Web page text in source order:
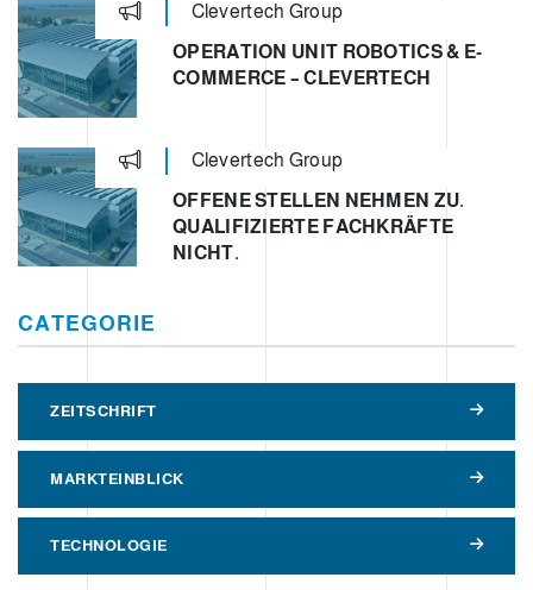
Clevertech Group
OPERATION UNIT ROBOTICS & E-
COMMERCE – CLEVERTECH
Clevertech Group
OFFENE STELLEN NEHMEN ZU.
QUALIFIZIERTE FACHKRÄFTE
NICHT.
CATEGORIE
ZEITSCHRIFT
MARKTEINBLICK
TECHNOLOGIE